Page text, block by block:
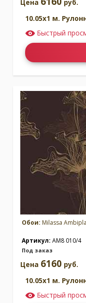
Цена
руб.
10.05x1 м.
Быстрый
Обои: Milassa
Артикул: AM8 010/4
Под заказ
Цена 6160 руб.
10.05x1 м.
Быстрый